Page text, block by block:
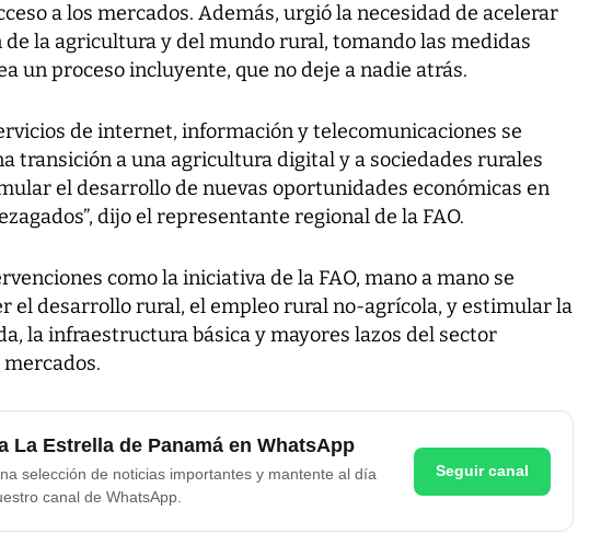
a los mercados. Además, urgió la necesidad de acelerar
la agricultura y del mundo rural, tomando las medidas
un proceso incluyente, que no deje a nadie atrás.
de internet, información y telecomunicaciones se
transición a una agricultura digital y a sociedades rurales
el desarrollo de nuevas oportunidades económicas en
dijo el representante regional de la FAO.
como la iniciativa de la FAO, mano a mano se
el desarrollo rural, el empleo rural no-agrícola, y estimular la
la infraestructura básica y mayores lazos del sector
La Estrella de Panamá en WhatsApp
selección de noticias importantes y mantente al día
canal de WhatsApp.
Seguir canal